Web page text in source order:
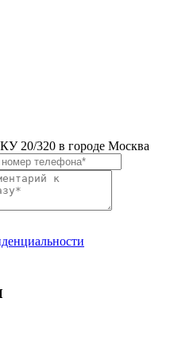
20/320 в городе Москва